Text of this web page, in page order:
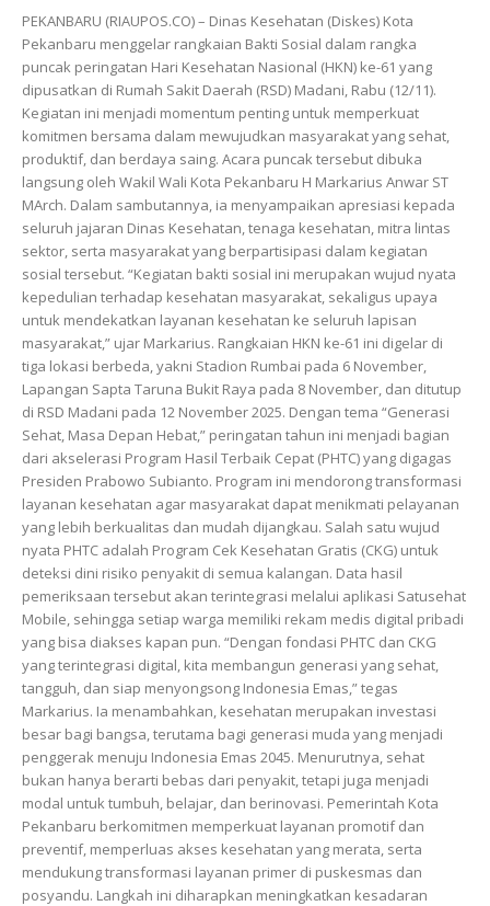
PEKANBARU (RIAUPOS.CO) – Dinas Kesehatan (Diskes) Kota
Pekanbaru menggelar rangkaian Bakti Sosial dalam rangka
puncak peringatan Hari Kesehatan Nasional (HKN) ke-61 yang
dipusatkan di Rumah Sakit Daerah (RSD) Madani, Rabu (12/11).
Kegiatan ini menjadi momentum penting untuk memperkuat
komitmen bersama dalam mewujudkan masyarakat yang sehat,
produktif, dan berdaya saing. Acara puncak tersebut dibuka
langsung oleh Wakil Wali Kota Pekanbaru H Markarius Anwar ST
MArch. Dalam sambutannya, ia menyampaikan apresiasi kepada
seluruh jajaran Dinas Kesehatan, tenaga kesehatan, mitra lintas
sektor, serta masyarakat yang berpartisipasi dalam kegiatan
sosial tersebut. “Kegiatan bakti sosial ini merupakan wujud nyata
kepedulian terhadap kesehatan masyarakat, sekaligus upaya
untuk mendekatkan layanan kesehatan ke seluruh lapisan
masyarakat,” ujar Markarius. Rangkaian HKN ke-61 ini digelar di
tiga lokasi berbeda, yakni Stadion Rumbai pada 6 November,
Lapangan Sapta Taruna Bukit Raya pada 8 November, dan ditutup
di RSD Madani pada 12 November 2025. Dengan tema “Generasi
Sehat, Masa Depan Hebat,” peringatan tahun ini menjadi bagian
dari akselerasi Program Hasil Terbaik Cepat (PHTC) yang digagas
Presiden Prabowo Subianto. Program ini mendorong transformasi
layanan kesehatan agar masyarakat dapat menikmati pelayanan
yang lebih berkualitas dan mudah dijangkau. Salah satu wujud
nyata PHTC adalah Program Cek Kesehatan Gratis (CKG) untuk
deteksi dini risiko penyakit di semua kalangan. Data hasil
pemeriksaan tersebut akan terintegrasi melalui aplikasi Satusehat
Mobile, sehingga setiap warga memiliki rekam medis digital pribadi
yang bisa diakses kapan pun. “Dengan fondasi PHTC dan CKG
yang terintegrasi digital, kita membangun generasi yang sehat,
tangguh, dan siap menyongsong Indonesia Emas,” tegas
Markarius. Ia menambahkan, kesehatan merupakan investasi
besar bagi bangsa, terutama bagi generasi muda yang menjadi
penggerak menuju Indonesia Emas 2045. Menurutnya, sehat
bukan hanya berarti bebas dari penyakit, tetapi juga menjadi
modal untuk tumbuh, belajar, dan berinovasi. Pemerintah Kota
Pekanbaru berkomitmen memperkuat layanan promotif dan
preventif, memperluas akses kesehatan yang merata, serta
mendukung transformasi layanan primer di puskesmas dan
posyandu. Langkah ini diharapkan meningkatkan kesadaran